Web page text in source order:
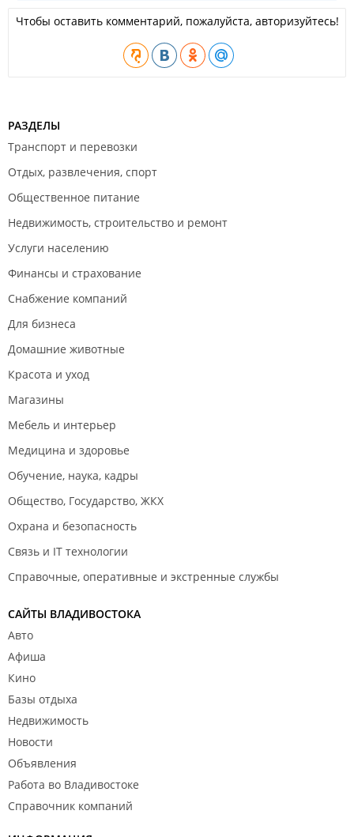
Чтобы оставить комментарий, пожалуйста, авторизуйтесь!
РАЗДЕЛЫ
Транспорт и перевозки
Отдых, развлечения, спорт
Общественное питание
Недвижимость, строительство и ремонт
Услуги населению
Финансы и страхование
Снабжение компаний
Для бизнеса
Домашние животные
Красота и уход
Магазины
Мебель и интерьер
Медицина и здоровье
Обучение, наука, кадры
Общество, Государство, ЖКХ
Охрана и безопасность
Связь и IT технологии
Справочные, оперативные и экстренные службы
САЙТЫ ВЛАДИВОСТОКА
Авто
Афиша
Кино
Базы отдыха
Недвижимость
Новости
Объявления
Работа во Владивостоке
Справочник компаний